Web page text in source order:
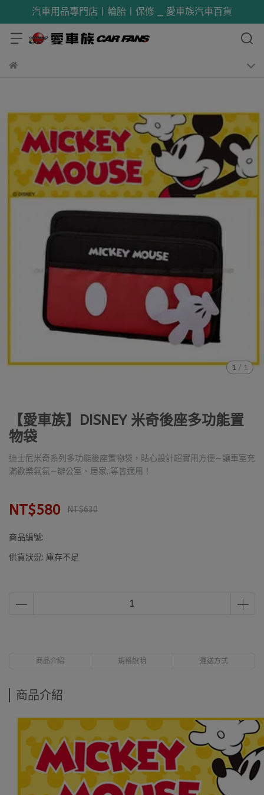
汽車用品專門店丨輪胎丨保修 _ 愛車族汽車百貨
1 / 1
【愛車族】DISNEY 米奇後座多功能置
物袋
迪士尼米奇系列多功能後座置物袋，貼心設計超實用方便∼讓車室充
滿歡樂氣氛∼辦公室、居家..等皆適用！
NT$580 NT$630
商品編號:
供貨狀況: 庫存不足
商品介紹 規格說明 運送方式
商品介紹